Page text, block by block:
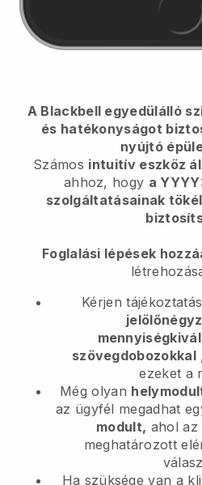
A Blackbell egyedülálló
és hatékonyságot
nyújtó
Számos intuitív eszköz
ahhoz, hogy a
szolgáltatásainak
Foglalási lépések
Kérjen
szövegdobozokkal
ezeket a
Még olyan
az ügyfél megadhat
modult, ahol az
meghatározott
Ha szüksége van a